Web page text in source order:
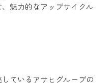
魅力的なアップサイクル
ているアサヒグループの